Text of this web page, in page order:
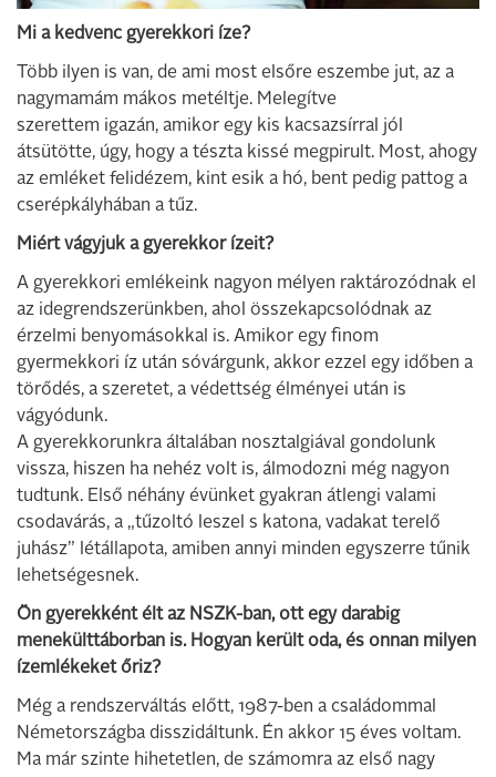
Mi a kedvenc gyerekkori íze?
Több ilyen is van, de ami most elsőre eszembe jut, az a
nagymamám mákos metéltje. Melegítve
szerettem igazán, amikor egy kis kacsazsírral jól
átsütötte, úgy, hogy a tészta kissé megpirult. Most, ahogy
az emléket felidézem, kint esik a hó, bent pedig pattog a
cserépkályhában a tűz.
Miért vágyjuk a gyerekkor ízeit?
A gyerekkori emlékeink nagyon mélyen raktározódnak el
az idegrendszerünkben, ahol összekapcsolódnak az
érzelmi benyomásokkal is. Amikor egy finom
gyermekkori íz után sóvárgunk, akkor ezzel egy időben a
törődés, a szeretet, a védettség élményei után is
vágyódunk.
A gyerekkorunkra általában nosztalgiával gondolunk
vissza, hiszen ha nehéz volt is, álmodozni még nagyon
tudtunk. Első néhány évünket gyakran átlengi valami
csodavárás, a „tűzoltó leszel s katona, vadakat terelő
juhász” létállapota, amiben annyi minden egyszerre tűnik
lehetségesnek.
Ön gyerekként élt az NSZK-ban, ott egy darabig
menekülttáborban is. Hogyan került oda, és onnan milyen
ízemlékeket őriz?
Még a rendszerváltás előtt, 1987-ben a családommal
Németországba disszidáltunk. Én akkor 15 éves voltam.
Ma már szinte hihetetlen, de számomra az első nagy